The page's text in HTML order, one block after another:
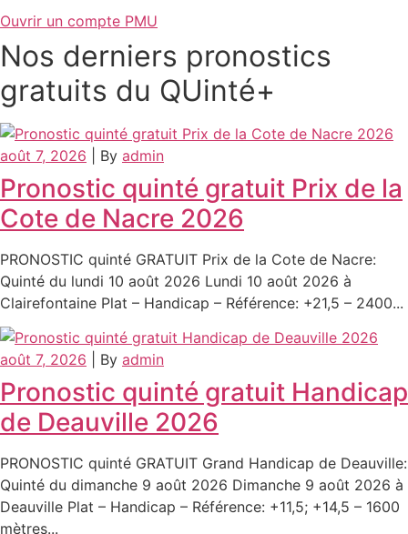
Ouvrir un compte PMU
Nos derniers pronostics
gratuits du QUinté+
août 7, 2026 By admin
Pronostic quinté gratuit Prix de la
Cote de Nacre 2026
PRONOSTIC quinté GRATUIT Prix de la Cote de Nacre:
Quinté du lundi 10 août 2026 Lundi 10 août 2026 à
Clairefontaine Plat – Handicap – Référence: +21,5 – 2400...
août 7, 2026 By admin
Pronostic quinté gratuit Handicap
de Deauville 2026
PRONOSTIC quinté GRATUIT Grand Handicap de Deauville:
Quinté du dimanche 9 août 2026 Dimanche 9 août 2026 à
Deauville Plat – Handicap – Référence: +11,5; +14,5 – 1600
mètres...